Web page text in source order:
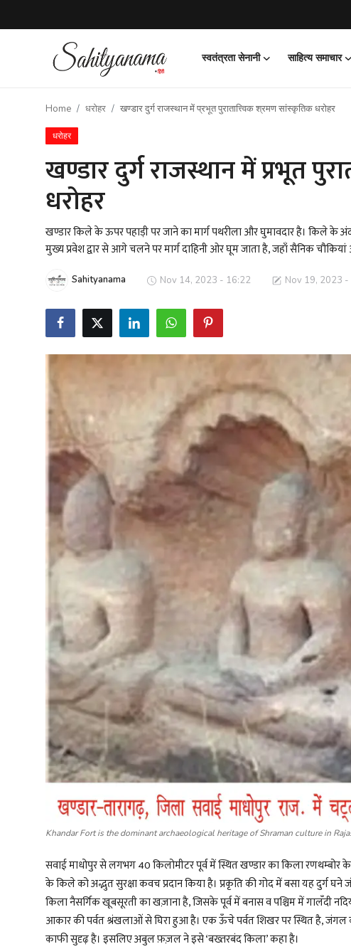
स्वतंत्रता सेनानी साहित्य समाचार
Register
Home धरोहर खण्डार दुर्ग राजस्थान में प्रभूत पुरातात्त्विक श्रमण सांस्कृतिक धरोहर
धरोहर
खण्डार दुर्ग राजस्थान में प्रभूत
धरोहर
खण्डार किले के ऊपर पहाड़ी पर जाने का मार्ग पथरीला और घुमावदार है। किले के
मुख्य प्रवेश द्वार से आगे चलने पर मार्ग दाहिनी ओर घूम जाता है, जहाँ सैनिक
Sahityanama Nov 14, 2023 - 16:22 Nov 19, 2023
Khandar Fort is the dominant archaeological heritage of Shraman culture in
सवाई माधोपुर से लगभग 40 किलोमीटर पूर्व में स्थित खण्डार का किला
के किले को अद्भुत सुरक्षा कवच प्रदान किया है। प्रकृति की गोद में बसा यह दुर्ग
किला नैसर्गिक खूबसूरती का खज़ाना है, जिसके पूर्व में बनास व पश्चिम में गालँदी
आकार की पर्वत श्रंखलाओं से घिरा हुआ है। एक ऊँचे पर्वत शिखर पर स्थित है, जंगल
काफी सुदृढ़ है। इसलिए अबुल फ़ज़ल ने इसे ‘बख्तरबंद किला’ कहा है।